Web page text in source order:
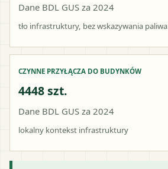
Dane BDL GUS za 2024
tło infrastruktury, bez wskazywania paliwa
CZYNNE PRZYŁĄCZA DO BUDYNKÓW
4448 szt.
Dane BDL GUS za 2024
lokalny kontekst infrastruktury